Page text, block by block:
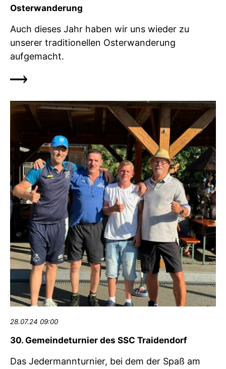
Osterwanderung
Auch dieses Jahr haben wir uns wieder zu
unserer traditionellen Osterwanderung
aufgemacht.
28.07.24 09:00
30. Gemeindeturnier des SSC Traidendorf
Das Jedermannturnier, bei dem der Spaß am